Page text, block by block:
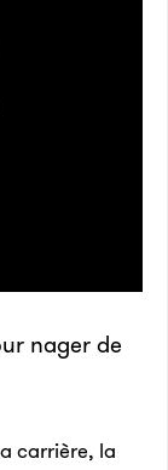
nager de
carrière, la